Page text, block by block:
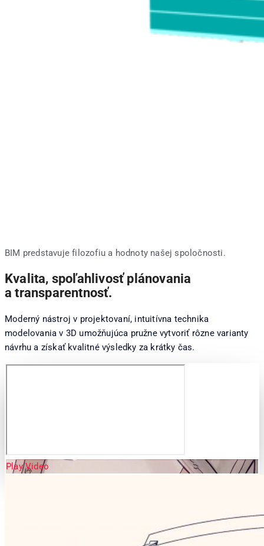
BIM predstavuje filozofiu a hodnoty našej spoločnosti.
Kvalita, spoľahlivosť plánovania
a transparentnosť.
Moderný nástroj v projektovaní, intuitívna technika
modelovania v 3D umožňujúca pružne vytvoriť rôzne varianty
návrhu a získať kvalitné výsledky za krátky čas.
Play Video